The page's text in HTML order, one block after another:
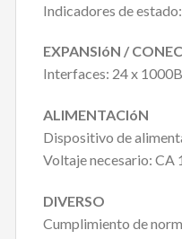
Indicadores de
EXPANSIóN /
Interfaces: 24 x
ALIMENTACIóN
Dispositivo de
Voltaje necesario: CA
DIVERSO
Cumplimiento de